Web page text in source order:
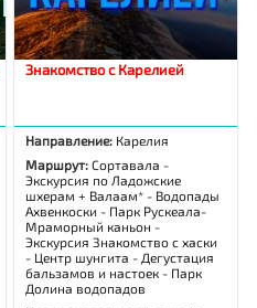
Знакомство с Карелией
Направление: Карелия
Маршрут:Сортавала -
Экскурсия по Ладожские
шхерам + Валаам* - Водопады
Ахвенкоски - Парк Рускеала-
Мраморный каньон -
Экскурсия Знакомство с хаски
- Центр шунгита - Дегустация
бальзамов и настоек - Парк
Долина водопадов